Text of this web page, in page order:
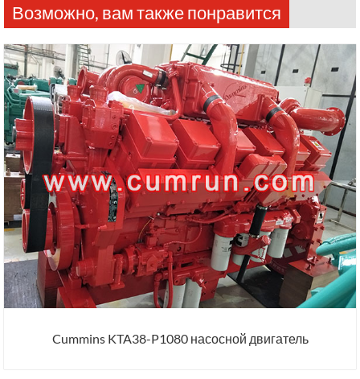
Возможно, вам также понравится
Cummins KTA38-P1080 насосной двигатель